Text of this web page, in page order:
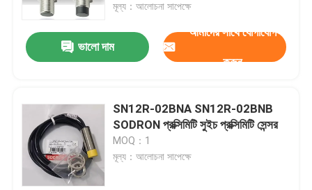
মূল্য：আলোচনা সাপেক্ষে
ভালো দাম
আমাদের সাথে যোগাযোগ
করুন
SN12R-02BNA SN12R-02BNB
SODRON প্রক্সিমিটি সুইচ প্রক্সিমিটি সেন্সর
MOQ：1
মূল্য：আলোচনা সাপেক্ষে